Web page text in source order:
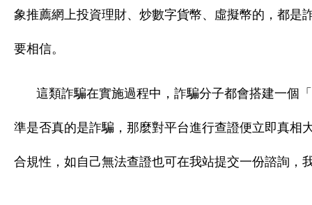
象推薦網上投資理財、炒數字貨幣、虛擬幣的，都是
要相信。
這類詐騙在實施過程中，詐騙分子都會搭建一個
準是否真的是詐騙，那麼對平台進行查證便立即真相
合規性，如自己無法查證也可在我站提交一份諮詢，